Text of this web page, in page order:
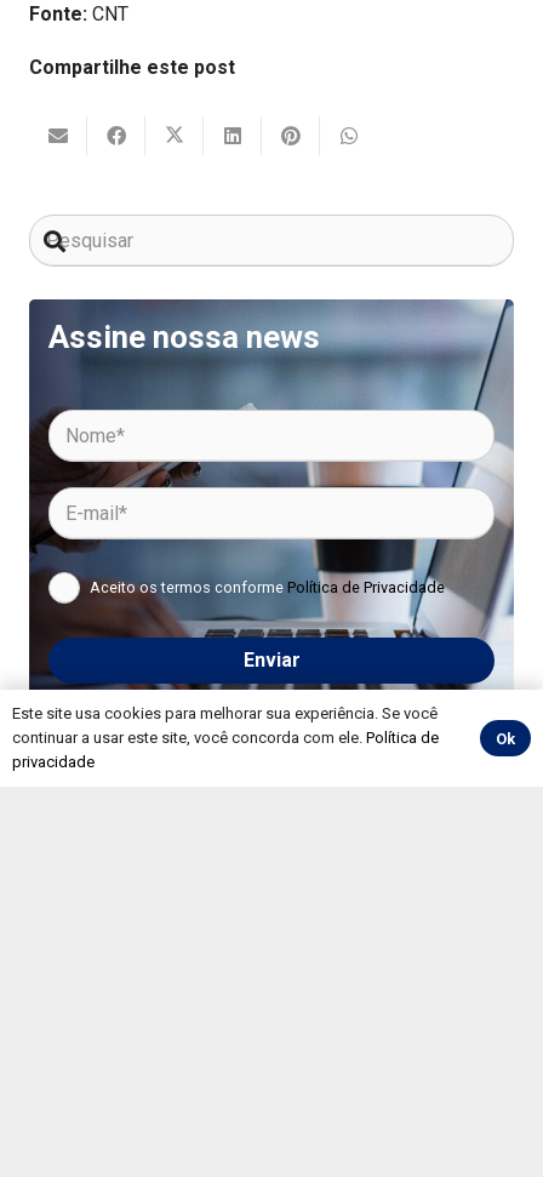
Fonte: CNT
Compartilhe este post
Assine nossa news
Aceito os termos conforme Política de Privacidade
Please
leave
this
field
Este site usa cookies para melhorar sua experiência. Se você
continuar a usar este site, você concorda com ele. Política de
privacidade
Ok